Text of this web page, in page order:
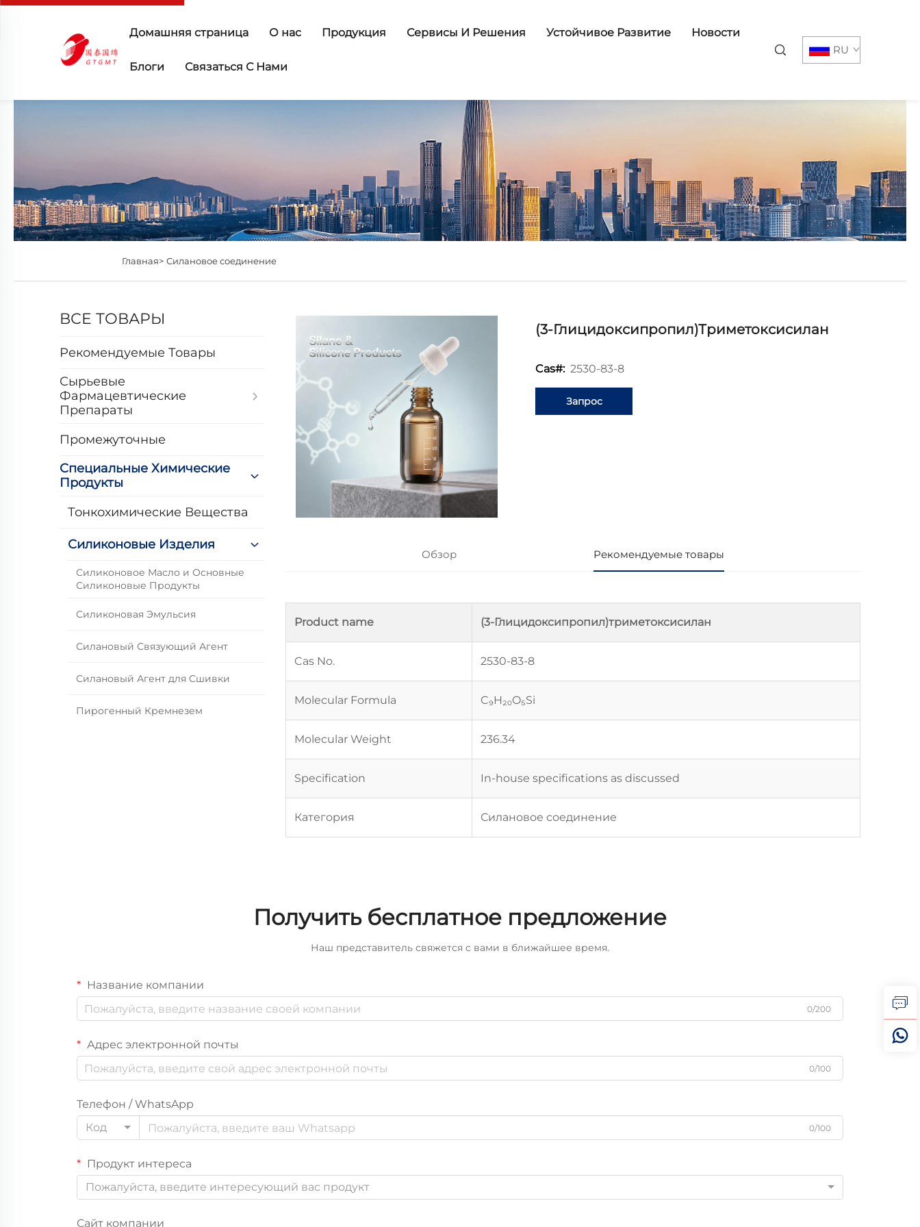
Домашняя страница О нас Продукция Сервисы И Решения Устойчивое Развитие Новости
Блоги Связаться С Нами
RU
Главная> Силановое соединение
ВСЕ ТОВАРЫ
Рекомендуемые Товары
Сырьевые
Фармацевтические
Препараты
Промежуточные
Специальные Химические
Продукты
Тонкохимические Вещества
Силиконовые Изделия
Силиконовое Масло и Основные
Силиконовые Продукты
Силиконовая Эмульсия
Силановый Связующий Агент
Силановый Агент для Сшивки
Пирогенный Кремнезем
(3-Глицидоксипропил)триметоксисилан
Cas#: 2530-83-8
Запрос
Обзор Рекомендуемые товары
Product name (3-Глицидоксипропил)триметоксисилан
Cas No. 2530-83-8
Molecular Formula C₉H₂₀O₅Si
Molecular Weight 236.34
Specification In-house specifications as discussed
Категория Силановое соединение
Получить бесплатное предложение
Наш представитель свяжется с вами в ближайшее время.
Название компании
0/200
Адрес электронной почты
0/100
Телефон / WhatsApp
Код
0/100
Продукт интереса
Пожалуйста, введите интересующий вас продукт
Сайт компании